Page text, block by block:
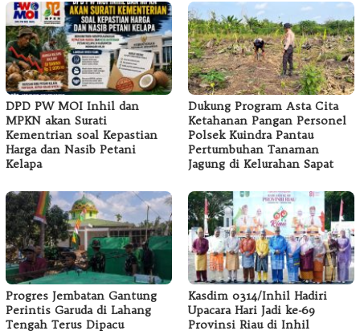
DPD PW MOI Inhil dan
MPKN akan Surati
Kementrian soal Kepastian
Harga dan Nasib Petani
Kelapa
Dukung Program Asta Cita
Ketahanan Pangan Personel
Polsek Kuindra Pantau
Pertumbuhan Tanaman
Jagung di Kelurahan Sapat
Progres Jembatan Gantung
Perintis Garuda di Lahang
Tengah Terus Dipacu
Kasdim 0314/Inhil Hadiri
Upacara Hari Jadi ke-69
Provinsi Riau di Inhil